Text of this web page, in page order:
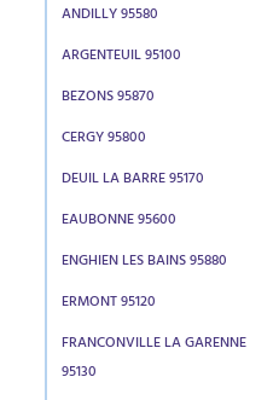
ANDILLY 95580
ARGENTEUIL 95100
BEZONS 95870
CERGY 95800
DEUIL LA BARRE 95170
EAUBONNE 95600
ENGHIEN LES BAINS 95880
ERMONT 95120
FRANCONVILLE LA GARENNE
95130